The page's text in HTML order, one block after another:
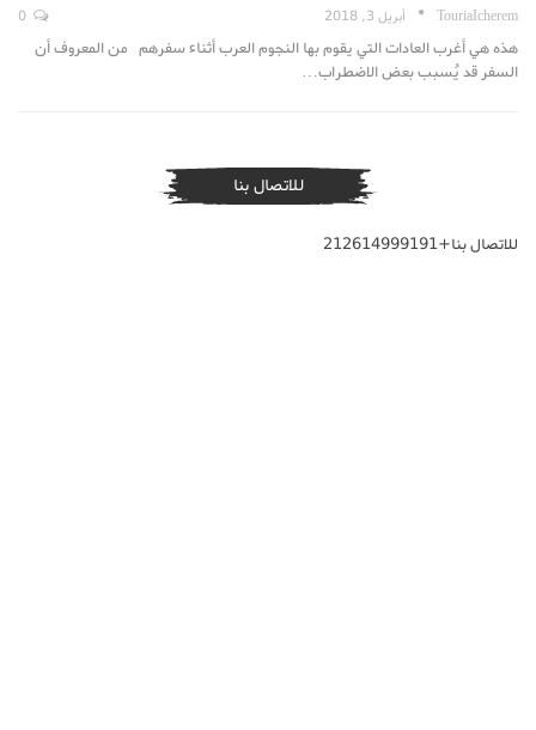
TouriaIcherem أبريل 3, 2018
هذه هي أغرب العادات التي يقوم بها النجوم العرب أثناء سفرهم من المعروف أن
السفر قد يُسبب بعض الاضطراب…
للاتصال بنا
للاتصال بنا+212614999191